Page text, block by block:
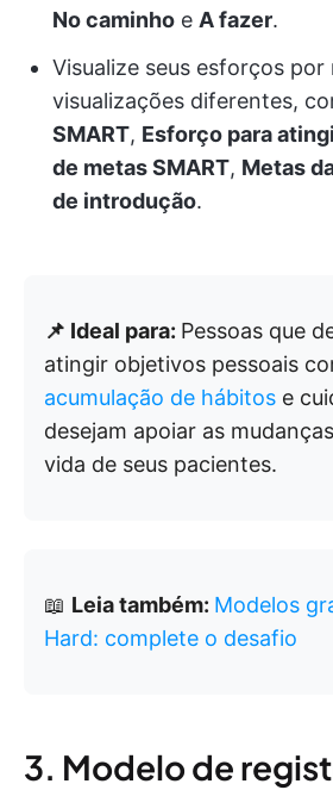
No caminho e A fazer.
Visualize seus esforços por
visualizações diferentes,
SMART, Esforço para
de metas SMART, Metas
de introdução.
📌 Ideal para: Pessoas que
atingir objetivos pessoais
acumulação de hábitos e
desejam apoiar as
vida de seus pacientes.
📖 Leia também: Modelos
Hard: complete o desafio
3. Modelo de